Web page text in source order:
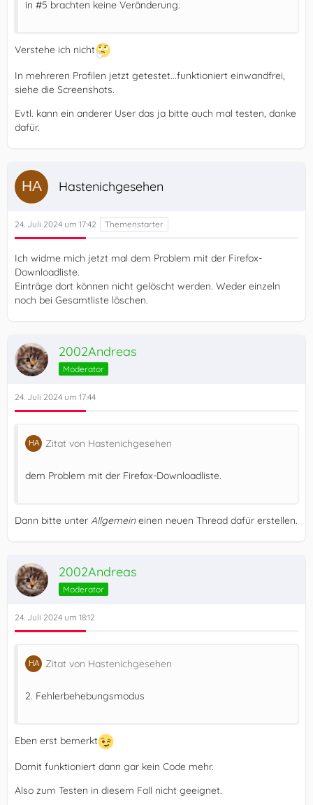
in #5 brachten keine Veränderung.
Verstehe ich nicht
In mehreren Profilen jetzt getestet...funktioniert einwandfrei,
siehe die Screenshots.
Evtl. kann ein anderer User das ja bitte auch mal testen, danke
dafür.
Hastenichgesehen
24. Juli 2024 um 17:42
Ich widme mich jetzt mal dem Problem mit der Firefox-
Downloadliste.
Einträge dort können nicht gelöscht werden. Weder einzeln
noch bei Gesamtliste löschen.
2002Andreas
Moderator
24. Juli 2024 um 17:44
Zitat von Hastenichgesehen
dem Problem mit der Firefox-Downloadliste.
Dann bitte unter Allgemeineinen neuen Thread dafür erstellen.
2002Andreas
Moderator
24. Juli 2024 um 18:12
Zitat von Hastenichgesehen
2. Fehlerbehebungsmodus
Eben erst bemerkt
Damit funktioniert dann gar kein Code mehr.
Also zum Testen in diesem Fall nicht geeignet.